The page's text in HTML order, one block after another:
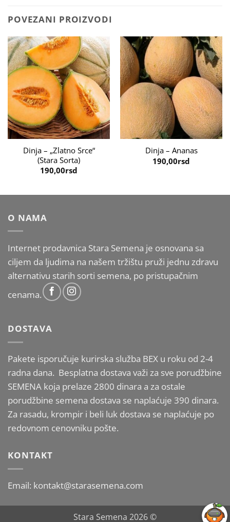
POVEZANI PROIZVODI
Dinja – „Zlatno Srce“
(Stara Sorta)
190,00rsd
Dinja – Ananas
190,00rsd
O NAMA
Internet prodavnica Stara Semena je osnovana sa
ciljem da ljudima na našem tržištu pruži jednu zdravu
alternativu starih sorti semena, po pristupačnim
cenama.
DOSTAVA
Pakete isporučuje kurirska služba BEX u roku od 2-4
radna dana. Besplatna dostava važi za sve porudžbine
SEMENA koja prelaze 2800 dinara a za ostale
porudžbine semena dostava se naplaćuje 390 dinara.
Za rasadu, krompir i beli luk dostava se naplaćuje po
redovnom cenovniku pošte.
KONTAKT
Email: kontakt@starasemena.com
Stara Semena 2026 ©